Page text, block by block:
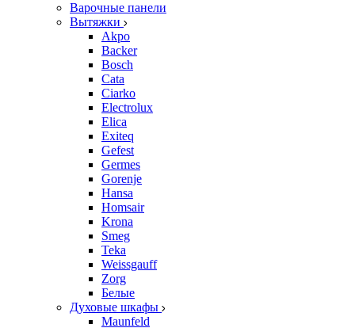
Варочные панели
Вытяжки
Akpo
Backer
Bosch
Cata
Ciarko
Electrolux
Elica
Exiteq
Gefest
Germes
Gorenje
Hansa
Homsair
Krona
Smeg
Teka
Weissgauff
Zorg
Белые
Духовые шкафы
Maunfeld